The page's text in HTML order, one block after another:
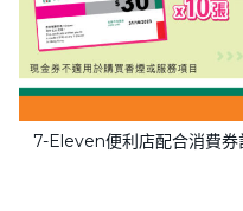
7-Eleven便利店配合消費